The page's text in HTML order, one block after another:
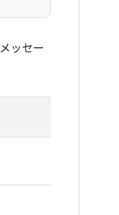
メッセー